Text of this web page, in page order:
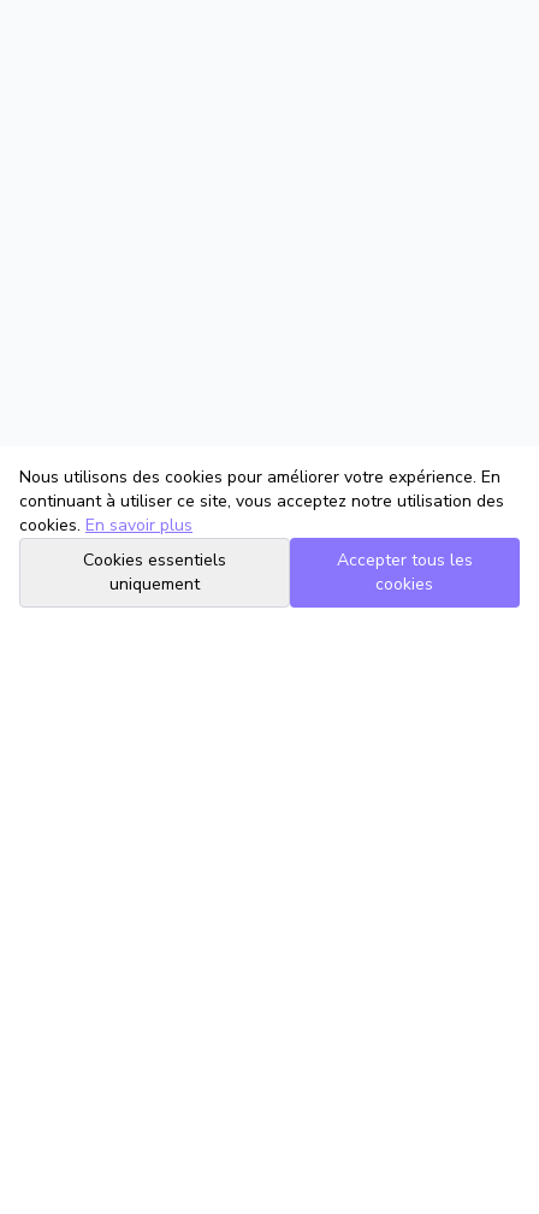
Nous utilisons des cookies pour améliorer votre expérience. En
continuant à utiliser ce site, vous acceptez notre utilisation des
cookies. En savoir plus
Cookies essentiels
uniquement
Accepter tous les
cookies